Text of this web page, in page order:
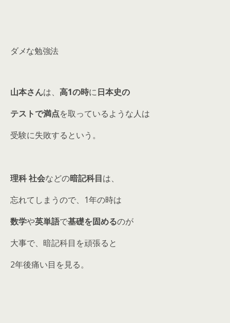
ダメな勉強法
山本さんは、 高1の時に日本史の
テストで満点を取っているような人は
受験に失敗するという。
理科 社会などの暗記科目は、
忘れてしまうので、1年の時は
数学や英単語で基礎を固めるのが
大事で、暗記科目を頑張ると
2年後痛い目を見る。